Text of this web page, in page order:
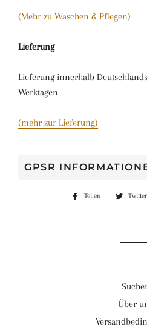
(Mehr zu Waschen & Pflegen)
Lieferung
Lieferung innerhalb
Werktagen
(mehr zur Lieferung)
GPSR
Teilen
Auf
Über